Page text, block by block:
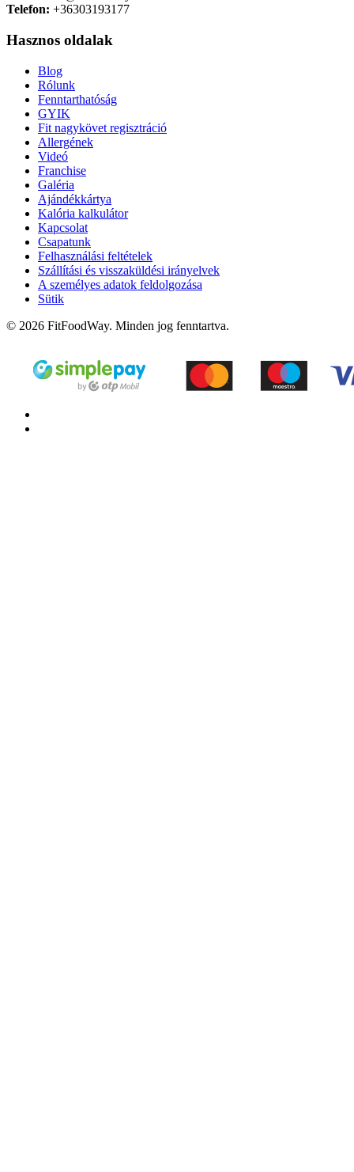
Telefon: +36303193177
Hasznos oldalak
Blog
Rólunk
Fenntarthatóság
GYIK
Fit nagykövet regisztráció
Allergének
Videó
Franchise
Galéria
Ajándékkártya
Kalória kalkulátor
Kapcsolat
Csapatunk
Felhasználási feltételek
Szállítási és visszaküldési irányelvek
A személyes adatok feldolgozása
Sütik
© 2026 FitFoodWay. Minden jog fenntartva.